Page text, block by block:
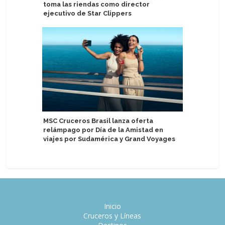
toma las riendas como director
ejecutivo de Star Clippers
MSC Cruceros Brasil lanza oferta
relámpago por Día de la Amistad en
viajes por Sudamérica y Grand Voyages
Inicio
Cruceros y Líneas